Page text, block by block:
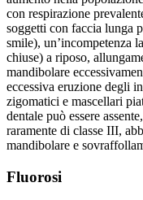
con respirazione
soggetti con faccia lunga
smile), un’incompetenza
chiuse) a riposo,
mandibolare
eccessiva eruzione degli
zigomatici e mascellari
dentale può essere
raramente di classe III,
mandibolare e
Fluorosi